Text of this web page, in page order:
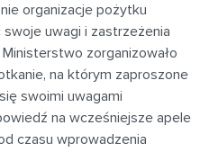
organizacje pożytku
swoje uwagi i zastrzeżenia
zorganizowało
na którym zaproszone
swoimi uwagami
na wcześniejsze apele
czasu wprowadzenia